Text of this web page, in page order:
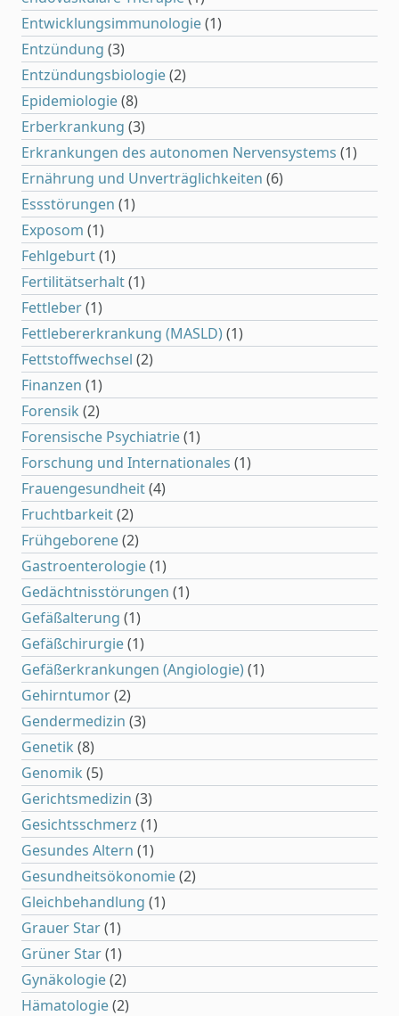
Entwicklungsimmunologie(1)
Entzündung (3)
Entzündungsbiologie(2)
Epidemiologie(8)
Erberkrankung (3)
Erkrankungen des autonomen Nervensystems (1)
Ernährung und Unverträglichkeiten (6)
Essstörungen (1)
Exposom (1)
Fehlgeburt(1)
Fertilitätserhalt(1)
Fettleber(1)
Fettlebererkrankung (MASLD)(1)
Fettstoffwechsel (2)
Finanzen (1)
Forensik (2)
Forensische Psychiatrie(1)
Forschung und Internationales (1)
Frauengesundheit(4)
Fruchtbarkeit(2)
Frühgeborene(2)
Gastroenterologie(1)
Gedächtnisstörungen (1)
Gefäßalterung (1)
Gefäßchirurgie(1)
Gefäßerkrankungen (Angiologie)(1)
Gehirntumor(2)
Gendermedizin (3)
Genetik (8)
Genomik (5)
Gerichtsmedizin (3)
Gesichtsschmerz (1)
Gesundes Altern (1)
Gesundheitsökonomie(2)
Gleichbehandlung (1)
Grauer Star(1)
Grüner Star(1)
Gynäkologie(2)
Hämatologie(2)